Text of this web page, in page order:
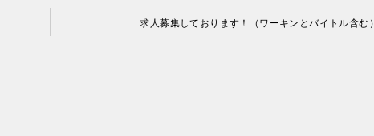
求人募集しております！（ワーキンとバイトル含む）